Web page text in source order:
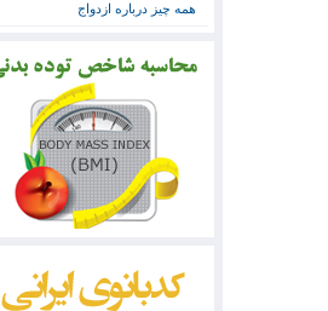
همه چیز درباره ازدواج